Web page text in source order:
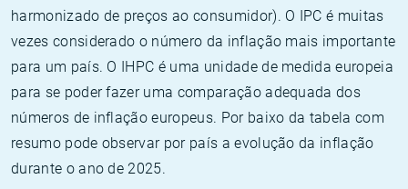
harmonizado de preços ao consumidor). O IPC é muitas
vezes considerado o número da inflação mais importante
para um país. O IHPC é uma unidade de medida europeia
para se poder fazer uma comparação adequada dos
números de inflação europeus. Por baixo da tabela com
resumo pode observar por país a evolução da inflação
durante o ano de 2025.